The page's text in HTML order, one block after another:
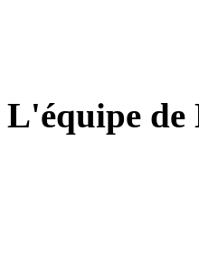
L'équipe de